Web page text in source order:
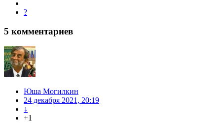
?
5 комментариев
Юша Могилкин
24 декабря 2021, 20:19
↓
+1